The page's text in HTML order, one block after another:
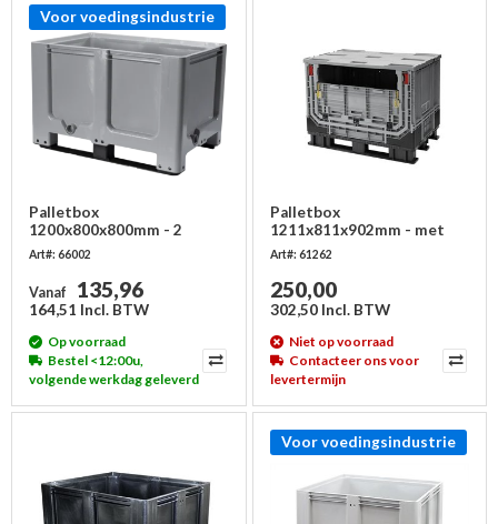
Voor voedingsindustrie
Palletbox
1200x800x800mm - 2
sledes, gesloten
Art#: 66002
Vanaf 135,96
164,51 Incl. BTW
Op voorraad
Bestel <12:00u,
volgende werkdag geleverd
Palletbox
1211x811x902mm - met
deur bovenzijde
Art#: 61262
250,00
302,50 Incl. BTW
Niet op voorraad
Contacteer ons voor
levertermijn
Voor voedingsindustrie